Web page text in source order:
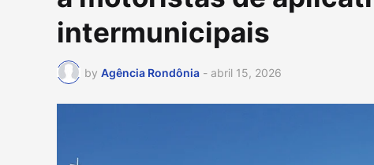
intermunicipais
by Agência Rondônia - abril 15, 2026